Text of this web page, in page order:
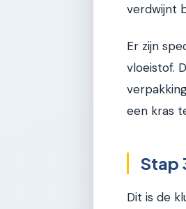
verdwijnt
Er zijn
vloeistof.
een kras
Stap
Dit is de